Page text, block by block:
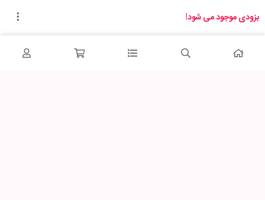
بزودی موجود می شود!
اصفهان، خیابان رزمندگان، کوچه شماره سه فرعی 2 پلاک 10